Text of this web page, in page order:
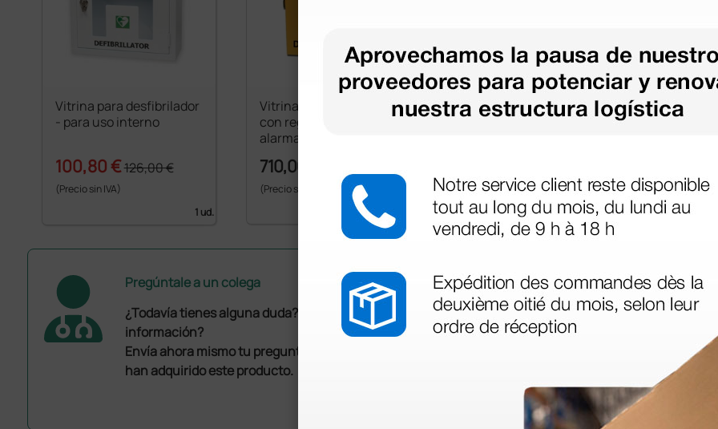
Vitrina para desfibrilador
- para uso interno
100,80 €126,00 €
(Precio sin IVA)
1 ud.
Vitrina para desfibrilador
con regulación térmica y
alarma - de uso externo
710,00 €
(Precio sin IVA)
Pregúntale a un colega
¿Todavía tienes alguna duda? ¿Necesitas más
información?
Envía ahora mismo tu pregunta a los colegas que ya
han adquirido este producto.